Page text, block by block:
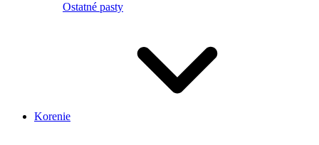
Ostatné pasty
Korenie